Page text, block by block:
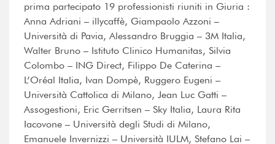
prima partecipato 19 professionisti riuniti in Giuria :
Anna Adriani – illycaffè, Giampaolo Azzoni –
Università di Pavia, Alessandro Bruggia – 3M Italia,
Walter Bruno – Istituto Clinico Humanitas, Silvia
Colombo – ING Direct, Filippo De Caterina –
L’Oréal Italia, Ivan Dompè, Ruggero Eugeni –
Università Cattolica di Milano, Jean Luc Gatti –
Assogestioni, Eric Gerritsen – Sky Italia, Laura Rita
Iacovone – Università degli Studi di Milano,
Emanuele Invernizzi – Università IULM, Stefano Lai –